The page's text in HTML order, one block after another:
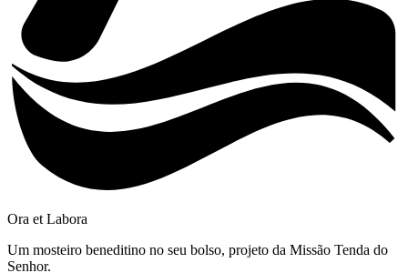
Ora et Labora
Um mosteiro beneditino no seu bolso, projeto da Missão Tenda do
Senhor.